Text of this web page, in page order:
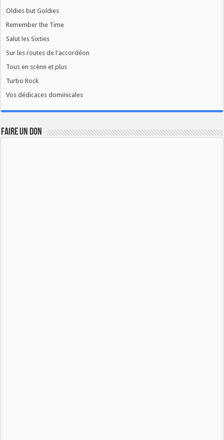
Oldies but Goldies
Remember the Time
Salut les Sixties
Sur les routes de l'accordéon
Tous en scène et plus
Turbo Rock
Vos dédicaces dominicales
FAIRE UN DON